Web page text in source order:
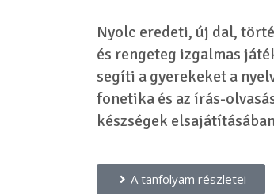
Nyolc eredeti, új dal,
és rengeteg izgalmas
segíti a gyerekeket a
fonetika és az írás-
készségek
A tanfolyam részletei